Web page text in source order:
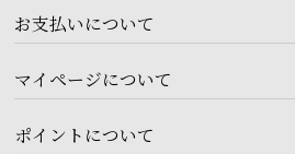
お支払いについて
マイページについて
ポイントについて